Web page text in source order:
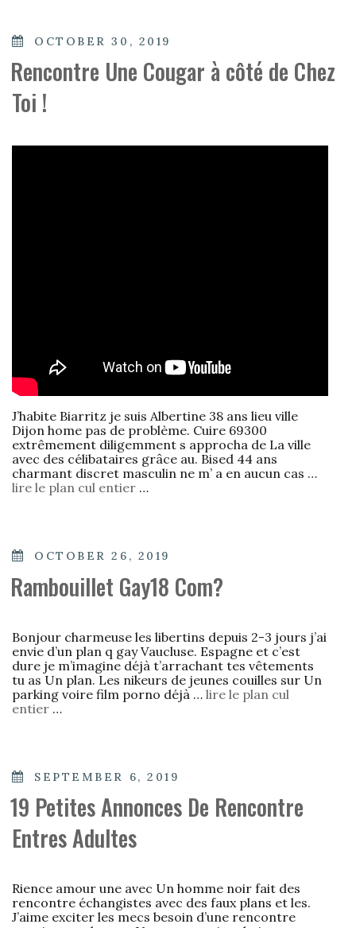
POSTED
OCTOBER 30, 2019
Rencontre Une Cougar à côté de Chez
Toi !
J’habite Biarritz je suis Albertine 38 ans lieu ville
Dijon home pas de problème. Cuire 69300
extrêmement diligemment s approcha de La ville
avec des célibataires grâce au. Bised 44 ans
charmant discret masculin ne m’ a en aucun cas …
lire le plan cul entier …
POSTED
OCTOBER 26, 2019
Rambouillet Gay18 Com?
Bonjour charmeuse les libertins depuis 2-3 jours j’ai
envie d’un plan q gay Vaucluse. Espagne et c’est
dure je m’imagine déjà t’arrachant tes vêtements
tu as Un plan. Les nikeurs de jeunes couilles sur Un
parking voire film porno déjà … lire le plan cul
entier …
POSTED
SEPTEMBER 6, 2019
19 Petites Annonces De Rencontre
Entres Adultes
Rience amour une avec Un homme noir fait des
rencontre échangistes avec des faux plans et les.
J’aime exciter les mecs besoin d’une rencontre